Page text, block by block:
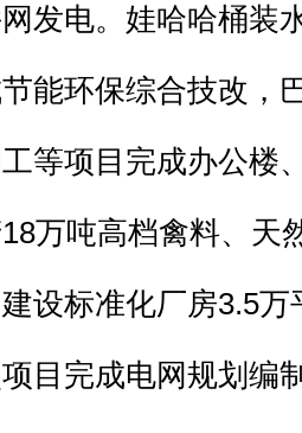
发电。娃哈哈桶装
能环保综合技改，
等项目完成办公楼
万吨高档禽料、天
设标准化厂房3.5
目完成电网规划编